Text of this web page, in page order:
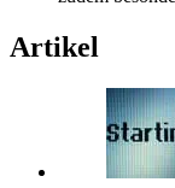
Artikel